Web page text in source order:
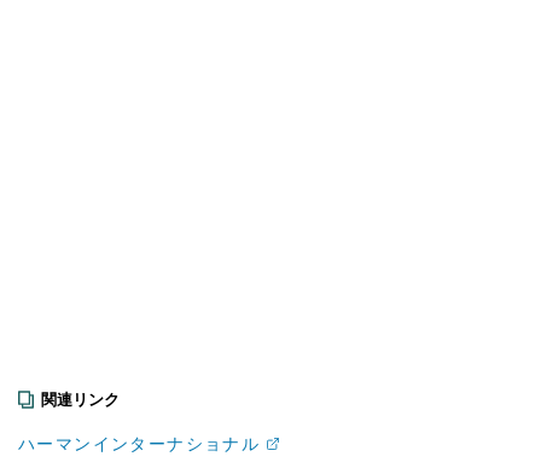
関連リンク
ハーマンインターナショナル